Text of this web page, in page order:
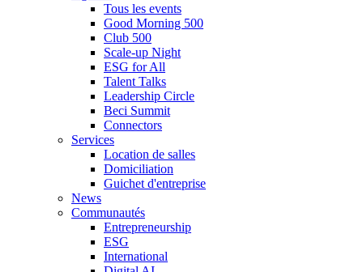
Tous les events
Good Morning 500
Club 500
Scale-up Night
ESG for All
Talent Talks
Leadership Circle
Beci Summit
Connectors
Services
Location de salles
Domiciliation
Guichet d'entreprise
News
Communautés
Entrepreneurship
ESG
International